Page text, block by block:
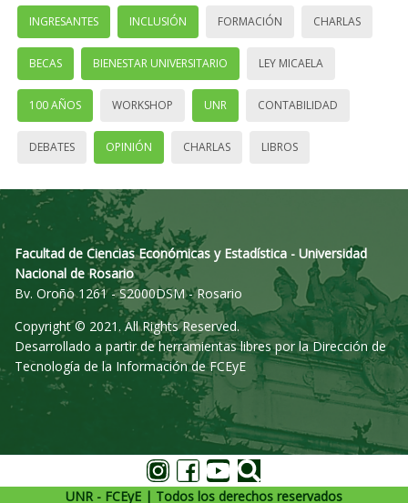
INGRESANTES INCLUSIÓN FORMACIÓN CHARLAS
BECAS BIENESTAR UNIVERSITARIO LEY MICAELA
100 AÑOS WORKSHOP UNR CONTABILIDAD
DEBATES OPINIÓN CHARLAS LIBROS
Facultad de Ciencias Económicas y Estadística - Universidad
Nacional de Rosario
Bv. Oroño 1261 - S2000DSM - Rosario
Copyright © 2021. All Rights Reserved.
Desarrollado a partir de herramientas libres por la Dirección de
Tecnología de la Información de FCEyE
UNR - FCEyE | Todos los derechos reservados